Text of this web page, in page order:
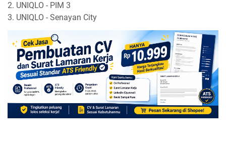
2. UNIQLO - PIM 3
3. UNIQLO - Senayan City